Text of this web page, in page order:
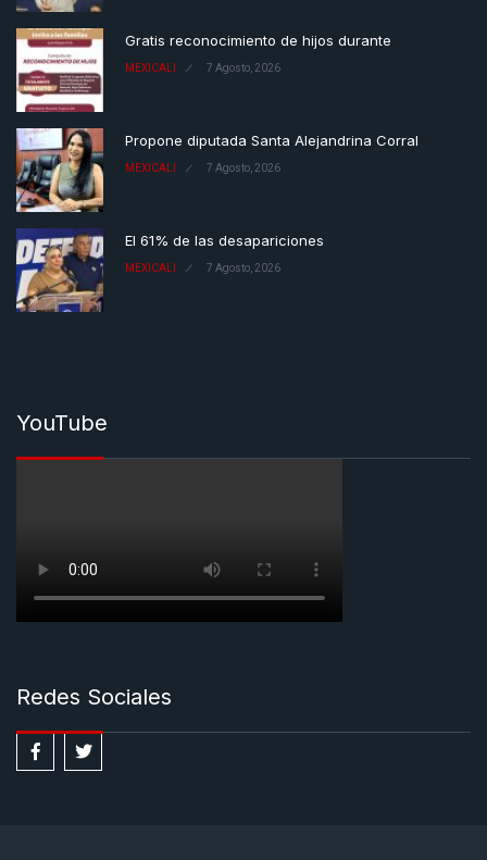
Gratis reconocimiento de hijos durante
MEXICALI 7 Agosto, 2026
Propone diputada Santa Alejandrina Corral
MEXICALI 7 Agosto, 2026
El 61% de las desapariciones
MEXICALI 7 Agosto, 2026
YouTube
Redes Sociales